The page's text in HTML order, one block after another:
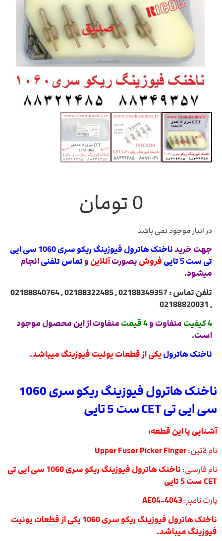
0تومان
در انبار موجود نمی باشد
جهت خرید
ناخنک هاترول فیوزینگ ریکو سری 1060 سی ایی
تی ست 5 تایی
فروش بصورتآنلاین و تماس تلفنیانجام
میشود.
تلفن تماس : 02188349357 , 02188322485 , 02188840764
, 02188820031
4 کیفیت
متفاوت و4 قیمت
متفاوت از این محصول موجود
است.
ناخنک هاترول یکی از قطعات یونیت فیوزینگ میباشد.
ناخنک هاترول فیوزینگ ریکو سری 1060
سی ایی تی CET ست 5 تایی
آشنایی با این قطعه:
نام لاتین:
نام فارسی:
ناخنک هاترول فیوزینگ ریکو سری 1060 سی ایی تی
CET ست 5 تایی
پارت نامبر:
ناخنک هاترول فیوزینگ ریکو سری 1060 یکی از قطعات یونیت
فیوزینگ میباشد.